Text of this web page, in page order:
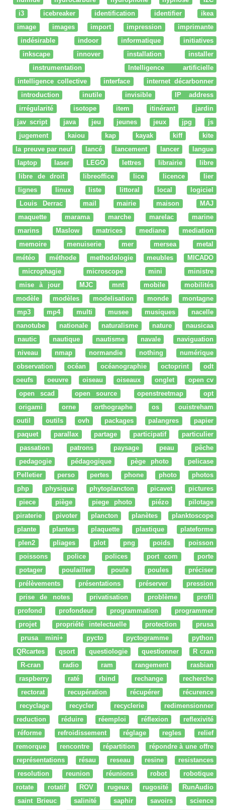
i3
icebreaker identification identifier
ikea
image
images import impression
imprimante
indésirable
indoor informatique
initiatives
inkscape
innover installation
installer
instrumentation
Intelligence artificielle
intelligence collective
interface
internet décarbonner
introduction
inutile invisible
IP address
irrégularité
isotope item itinérant
jardin
jav script
java jeu jeunes jeux jpg
js
jugement
kaiou kap kayak kiff
kite
la preuve par neuf
lancé lancement lancer
langue
laptop
laser LEGO lettres librairie
libre
libre de droit
libreoffice lice licence
lier
lignes
linux liste littoral local
logiciel
Louis Derrac
mail mairie maison
MAJ
maquette
marama marche marelac
marine
marins
Maslow matrices mediane
mediation
memoire
menuiserie mer mersea
metal
météo
méthode methodologie meubles
MICADO
microphagie
microscope mini
ministre
mise à jour
MJC mnt mobile
mobilités
modèle
modèles modelisation monde
montagne
mp3
mp4 multi musee musiques
nacelle
nanotube
nationale naturalisme nature
nausicaa
nautic
nautique nautisme navale
naviguation
niveau
nmap normandie nothing
numérique
observation
océan océanographie octoprint
odt
oeufs
oeuvre oiseau oiseaux onglet
open cv
open scad
open source openstreetmap
opt
origami
orne orthographe os
ouistreham
outil
outils ovh packages palangres
papier
paquet
parallax partage participatif
particulier
passation
patrons paysage peau
pêche
pedagogie
pédagogique pège photo
pelicase
Pelletier
perso pertes phone photo
photos
php
physique phytoplancton picavet
pictures
piece
piège piege photo piézo
pilotage
piraterie
pivoter plancton planètes
planktoscope
plante
plantes plaquette plastique
plateforme
plen2
pliages plot png poids
poisson
poissons
police polices port com
porte
potager
poulailler poule poules
préciser
prélèvements
présentations préserver
pression
prise de notes
privatisation problème
profil
profond
profondeur programmation
programmer
projet
propriété intelectuelle protection
prusa
prusa mini+
pycto pyctogramme
python
QRcartes
qsort questiologie questionner
R cran
R-cran
radio ram rangement
rasbian
raspberry
raté rbind rechange
recherche
rectorat
recupération récupérer
récurence
recyclage
recycler recyclerie
redimensionner
reduction
réduire réemploi réflexion
reflexivité
réforme
refroidissement réglage regles
relief
remorque
rencontre répartition
répondre à une offre
représentations
résau reseau resine
resistances
resolution
reunion réunions robot
robotique
rotate
rotatif ROV rugeux rugosité
RunAudio
saint Brieuc
salinité saphir savoirs
science